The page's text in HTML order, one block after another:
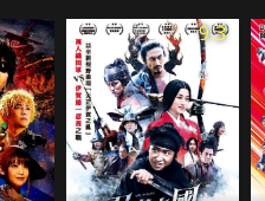
9.3